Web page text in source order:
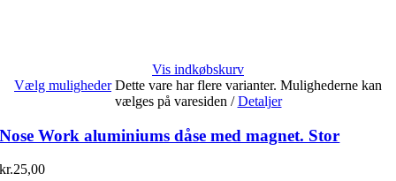
Vis indkøbskurv
Vælg muligheder Dette vare har flere varianter. Mulighederne kan
vælges på varesiden / Detaljer
Nose Work aluminiums dåse med magnet. Stor
kr.25,00